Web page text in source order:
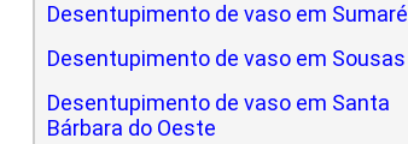
Desentupimento de vaso em Sumaré
Desentupimento de vaso em Sousas
Desentupimento de vaso em Santa
Bárbara do Oeste